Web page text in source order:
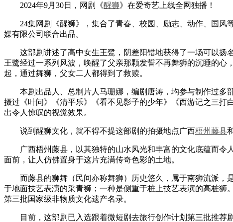
2024年9月30日，网剧《醒狮》在爱奇艺上线全网独播！
24集网剧《醒狮》，集合了青春、校园、励志、动作、国风
媒有限公司联合出品。
这部剧讲述了高中女生王鹭，阴差阳错地获得了一场可以扬
王鹭经过一系列风波，唤醒了父亲那颗发誓不再舞狮的沉睡的
起，通过舞狮，父女二人都得到了救赎。
本剧出品人、总制片人马珊娜，编剧唐涛，均参与制作过多
摄过《叶问》《清平乐》《看不见影子的少年》《西游记之三
出令人惊叹的视觉效果。
说到醒狮文化，就不得不提这部剧的拍摄地点广西梧州藤县
广西梧州藤县，以其独特的山水风光和丰富的文化底蕴而令
面前，让人仿佛置身于这片充满传奇色彩的土地。
而藤县的狮舞（民间亦称舞狮）历史悠久，属于南狮流派，
于地面技艺表演的采青狮；一种是侧重于桩上技艺表演的高桩狮
第三批国家级非物质文化遗产名录。
目前，这部剧已入选跟着微短剧去旅行创作计划第三批推荐剧